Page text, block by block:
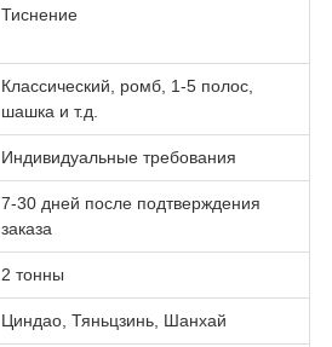
Тиснение
Классический, ромб, 1-5 полос,
шашка и т.д.
Индивидуальные требования
7-30 дней после подтверждения
заказа
2 тонны
Циндао, Тяньцзинь, Шанхай